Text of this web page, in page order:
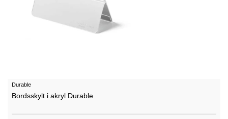
Durable
Bordsskylt i akryl Durable